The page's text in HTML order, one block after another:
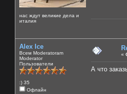
нас ждут великие дела и
италия
Alex Ice
Всем Moderatoram
Moderator
Пользователи
:) 35
Офлайн
«
А что